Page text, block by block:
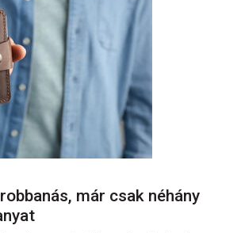
már csak néhány